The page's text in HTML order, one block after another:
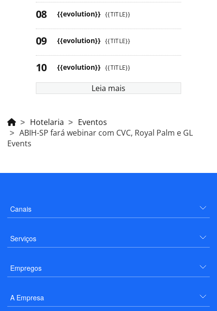
{{evolution}} {{TITLE}}
{{evolution}} {{TITLE}}
{{evolution}} {{TITLE}}
Leia mais
Hotelaria
Eventos
ABIH-SP fará webinar com CVC, Royal Palm e GL
Events
Canais
Serviços
Empregos
A Empresa